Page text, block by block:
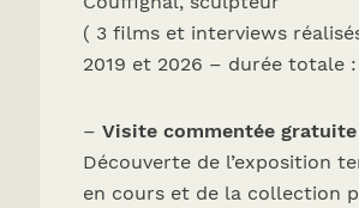
( 3 films et interviews
2019 et 2026 – durée totale :
– Visite commentée gratuite
Découverte de l’exposition
en cours et de la collection